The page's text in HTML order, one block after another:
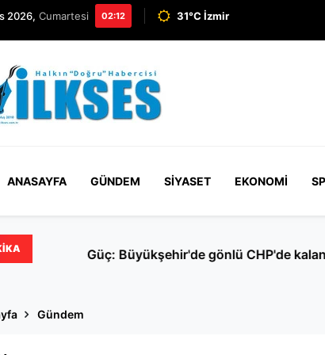
2026, Cumartesi 02:12 31°C İzmir
ANASAYFA GÜNDEM SIYASET EKONOMI
Güç: Büyükşehir'de gönlü CHP'de kalan
Gündem